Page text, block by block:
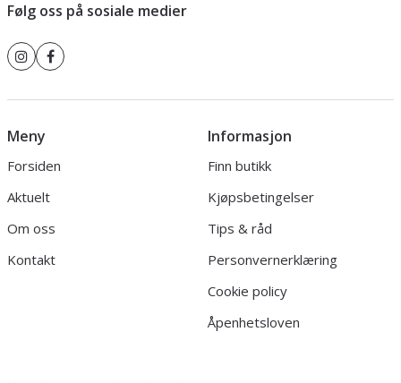
Følg oss på sosiale medier
Meny
Forsiden
Aktuelt
Om oss
Kontakt
Informasjon
Finn butikk
Kjøpsbetingelser
Tips & råd
Personvernerklæring
Cookie policy
Åpenhetsloven